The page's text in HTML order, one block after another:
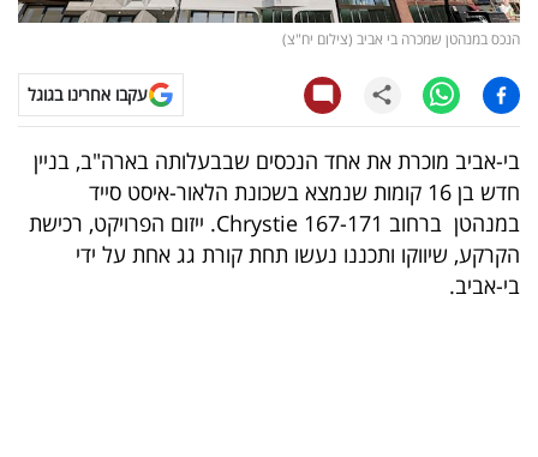
קריפטו
ויראלי
טלוויזיה
עסקי
ספורט
קריירה
הנכס במנהטן שמכרה בי אביב (צילום יח"צ)
עקבו אחרינו בגוגל
בי-אביב מוכרת את אחד הנכסים שבבעלותה בארה"ב, בניין
חדש בן 16 קומות שנמצא בשכונת הלאור-איסט סייד
במנהטן ברחוב Chrystie 167-171. ייזום הפרויקט, רכישת
הקרקע, שיווקו ותכננו נעשו תחת קורת גג אחת על ידי
בי-אביב.